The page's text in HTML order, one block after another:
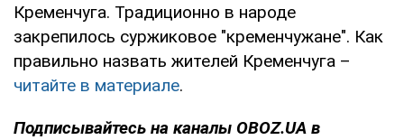
Кременчуга. Традиционно в народе
закрепилось суржиковое "кременчужане". Как
правильно назвать жителей Кременчуга –
читайте в материале.
Подписывайтесь на каналы OBOZ.UA в